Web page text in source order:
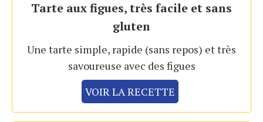
Tarte aux figues, très facile et sans
gluten
Une tarte simple, rapide (sans repos) et très
savoureuse avec des figues
VOIR LA RECETTE